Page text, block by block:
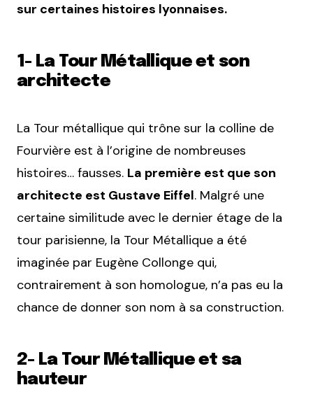
sur certaines histoires lyonnaises.
1- La Tour Métallique et son
architecte
La Tour métallique qui trône sur la colline de
Fourvière est à l’origine de nombreuses
histoires… fausses. La première est que son
architecte est Gustave Eiffel. Malgré une
certaine similitude avec le dernier étage de la
tour parisienne, la Tour Métallique a été
imaginée par Eugène Collonge qui,
contrairement à son homologue, n’a pas eu la
chance de donner son nom à sa construction.
2- La Tour Métallique et sa
hauteur